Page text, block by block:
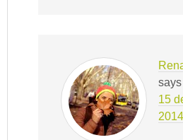
says
15